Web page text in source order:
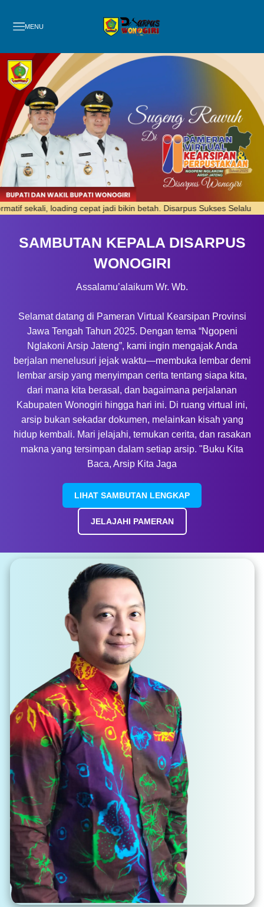
MENU
Disarpus Sukses Selalu NORMA: Semoga semakin
SAMBUTAN KEPALA DISARPUS
WONOGIRI
Assalamu’alaikum Wr. Wb.
Selamat datang di Pameran Virtual Kearsipan Provinsi
Jawa Tengah Tahun 2025. Dengan tema “Ngopeni
Nglakoni Arsip Jateng”, kami ingin mengajak Anda
berjalan menelusuri jejak waktu—membuka lembar demi
lembar arsip yang menyimpan cerita tentang siapa kita,
dari mana kita berasal, dan bagaimana perjalanan
Kabupaten Wonogiri hingga hari ini. Di ruang virtual ini,
arsip bukan sekadar dokumen, melainkan kisah yang
hidup kembali. Mari jelajahi, temukan cerita, dan rasakan
makna yang tersimpan dalam setiap arsip. "Buku Kita
Baca, Arsip Kita Jaga
LIHAT SAMBUTAN LENGKAP
JELAJAHI PAMERAN